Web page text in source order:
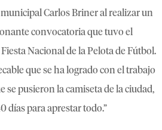
Carlos Briner al realizar un
convocatoria que tuvo el
Nacional de la Pelota de Fútbol.
que se ha logrado con el trabajo
se pusieron la camiseta de la ciudad,
días para aprestar todo.”